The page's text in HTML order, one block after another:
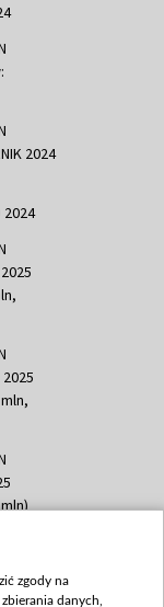
2024
2024
zgody na
danych,